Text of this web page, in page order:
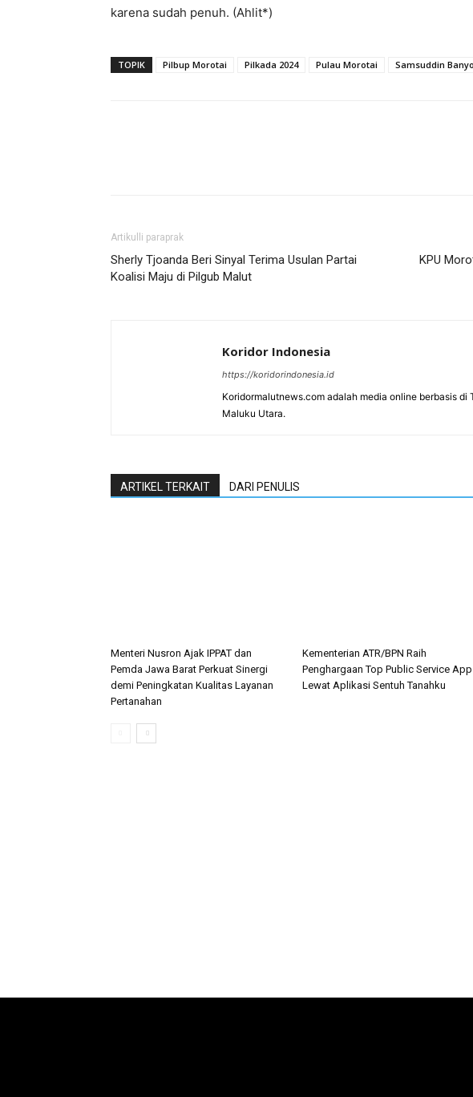
karena sudah penuh. (Ahlit*)
TOPIK Pilbup Morotai Pilkada 2024 Pulau Morotai Samsuddin Banyo
Artikulli paraprak
Sherly Tjoanda Beri Sinyal Terima Usulan Partai
Koalisi Maju di Pilgub Malut
KPU
Koridor Indonesia
https://koridorindonesia.id
Koridormalutnews.com adalah media online berbasis
Maluku Utara.
ARTIKEL TERKAIT DARI PENULIS
Menteri Nusron Ajak IPPAT dan
Pemda Jawa Barat Perkuat Sinergi
demi Peningkatan Kualitas Layanan
Pertanahan
Kementerian ATR/BPN Raih
Penghargaan Top Public Service App
Lewat Aplikasi Sentuh Tanahku